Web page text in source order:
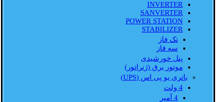
INVERTER
SANVERTER
POWER STATION
STABILIZER
تک فاز
سه فاز
پنل خورشیدی
موتور برق (ژنراتور)
باتری یو پی اس (UPS)
4 ولت
4 آمپر